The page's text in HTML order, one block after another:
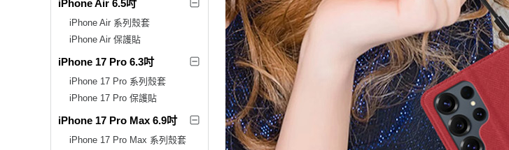
iPhone Air 6.5吋
iPhone Air 系列殼套
iPhone Air 保護貼
iPhone 17 Pro 6.3吋
iPhone 17 Pro 系列殼套
iPhone 17 Pro 保護貼
iPhone 17 Pro Max 6.9吋
iPhone 17 Pro Max 系列殼套